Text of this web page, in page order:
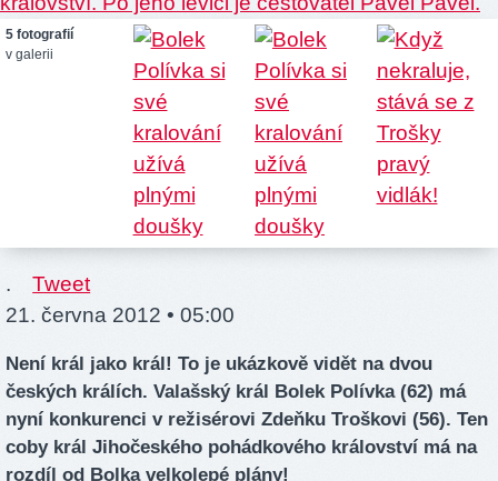
5 fotografií
v galerii
.
Tweet
21. června 2012 • 05:00
Není král jako král! To je ukázkově vidět na dvou
českých králích. Valašský král Bolek Polívka (62) má
nyní konkurenci v režisérovi Zdeňku Troškovi (56). Ten
coby král Jihočeského pohádkového království má na
rozdíl od Bolka velkolepé plány!